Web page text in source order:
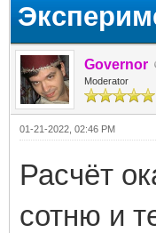
Governor
Moderator
01-21-2022, 02:46 PM
Расчёт
сотню и